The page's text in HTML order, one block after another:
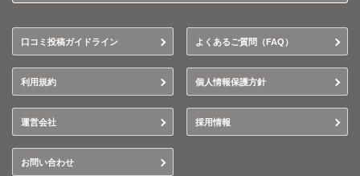
口コミ投稿ガイドライン よくあるご質問（FAQ）
利用規約 個人情報保護方針
運営会社 採用情報
お問い合わせ